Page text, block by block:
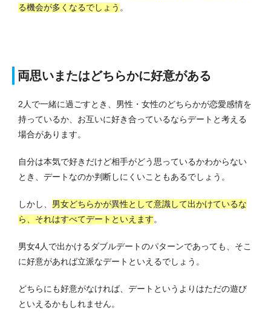
る機会が多くなるでしょう 。
両思いまたはどちらかに好意がある
2人で一緒に過ごすとき、男性・女性のどちらかが恋愛感情を
持っているか、お互いに好き合っているならデートと考える
場合があります。
自分は本気で好きだけど相手がどう思っているかわからない
とき、デートなのか判断しにくいこともあるでしょう。
しかし、 男女どちらかが異性として意識して出かけているな
ら、それはすべてデートといえます。
男女4人で出かけるダブルデートのパターンであっても、そこ
に好意があれば立派なデートといえるでしょう。
どちらにも好意がなければ、デートというよりはただの遊び
といえるかもしれません。